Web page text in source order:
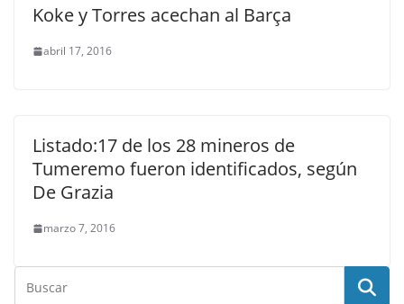
Koke y Torres acechan al Barça
abril 17, 2016
Listado:17 de los 28 mineros de
Tumeremo fueron identificados, según
De Grazia
marzo 7, 2016